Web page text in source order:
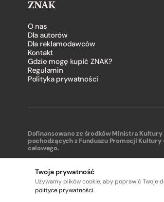
ZNAK
O nas
Dla autorów
Dla reklamodawców
Kontakt
Gdzie mogę kupić ZNAK?
Regulamin
Polityka prywatności
Dofinansowano ze środków Ministra
pochodzących z Funduszu Promocji
celowego.
Twoja prywatność
Używamy plików cookie, aby poprawić Twoje
polityce prywatności.